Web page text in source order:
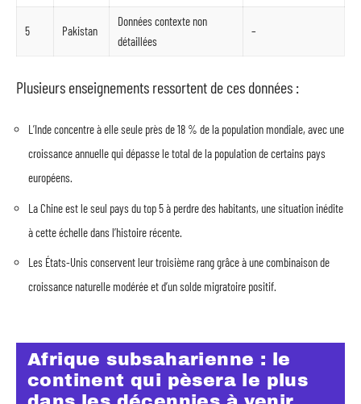
5 Pakistan
Données contexte non
détaillées
–
Plusieurs enseignements ressortent de ces données :
L’Inde concentre à elle seule près de 18 % de la population mondiale, avec une
croissance annuelle qui dépasse le total de la population de certains pays
européens.
La Chine est le seul pays du top 5 à perdre des habitants, une situation inédite
à cette échelle dans l’histoire récente.
Les États-Unis conservent leur troisième rang grâce à une combinaison de
croissance naturelle modérée et d’un solde migratoire positif.
Afrique subsaharienne : le
continent qui pèsera le plus